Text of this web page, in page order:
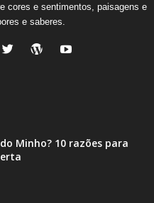
cores e sentimentos, paisagens e
e saberes.
Minho? 10 razões para